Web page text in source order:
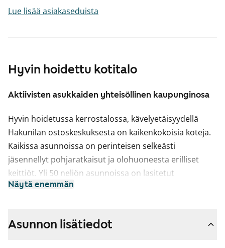
Hyvin hoidettu kotitalo
Aktiivisten asukkaiden yhteisöllinen kaupunginosa
Hyvin hoidetussa kerrostalossa, kävelyetäisyydellä
Hakunilan ostoskeskuksesta on kaikenkokoisia koteja.
Kaikissa asunnoissa on perinteisen selkeästi
jäsennellyt pohjaratkaisut ja olohuoneesta erilliset
keittiöt. Yli 50 neliön asunnoissa on lasitetut
parvekkeet.
laminaatti. Kylpyhuoneet on kaakeloitu ja keittiöissä on
Näytä enemmän
Lue lisää asiakaseduista
Asunnon lisätiedot